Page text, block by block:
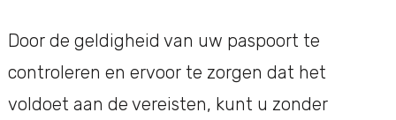
Door de geldigheid van uw paspoort te
controleren en ervoor te zorgen dat het
voldoet aan de vereisten, kunt u zonder